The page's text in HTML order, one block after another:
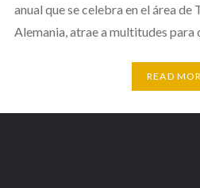
anual que se celebra en el área
Alemania, atrae a multitudes
READ